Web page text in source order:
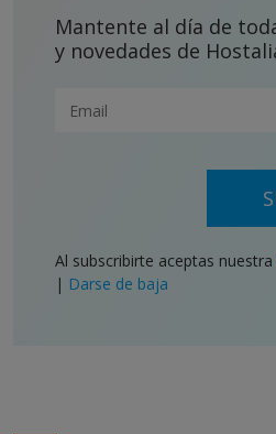
Mantente al día de
y novedades de
Al subscribirte aceptas nuestra
| Darse de baja